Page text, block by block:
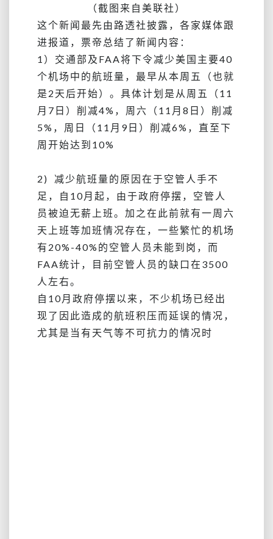
（截图来自美联社）
这个新闻最先由路透社披露，各家媒体跟
进报道，票帝总结了新闻内容：
1）交通部及FAA将下令减少美国主要40
个机场中的航班量，最早从本周五（也就
是2天后开始）。具体计划是从周五（11
月7日）削减4%，周六（11月8日）削减
5%，周日（11月9日）削减6%，直至下
周开始达到10%
2) 减少航班量的原因在于空管人手不
足，自10月起，由于政府停摆，空管人
员被迫无薪上班。加之在此前就有一周六
天上班等加班情况存在，一些繁忙的机场
有20%-40%的空管人员未能到岗，而
FAA统计，目前空管人员的缺口在3500
人左右。
自10月政府停摆以来，不少机场已经出
现了因此造成的航班积压而延误的情况，
尤其是当有天气等不可抗力的情况时